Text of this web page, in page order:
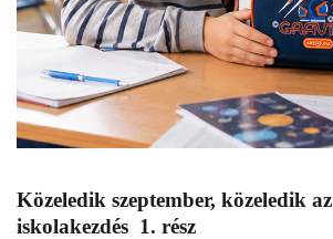
Közeledik szeptember, közeledik az
iskolakezdés 1. rész